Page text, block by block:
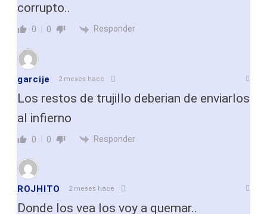
corrupto..
0 0 Responder
garcije 2 meses hace
Los restos de trujillo deberian de enviarlos
al infierno
0 0 Responder
ROJHITO 2 meses hace
Donde los vea los voy a quemar..